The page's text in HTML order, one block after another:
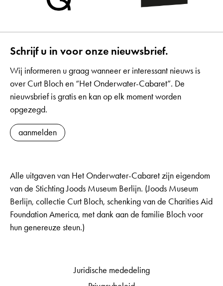
Schrijf u in voor onze nieuwsbrief.
Wij informeren u graag wanneer er interessant nieuws is
over Curt Bloch en “Het Onderwater-Cabaret”. De
nieuwsbrief is gratis en kan op elk moment worden
opgezegd.
aanmelden
Alle uitgaven van Het Onderwater-Cabaret zijn eigendom
van de Stichting Joods Museum Berlijn. (Joods Museum
Berlijn, collectie Curt Bloch, schenking van de Charities Aid
Foundation America, met dank aan de familie Bloch voor
hun genereuze steun.)
Juridische mededeling